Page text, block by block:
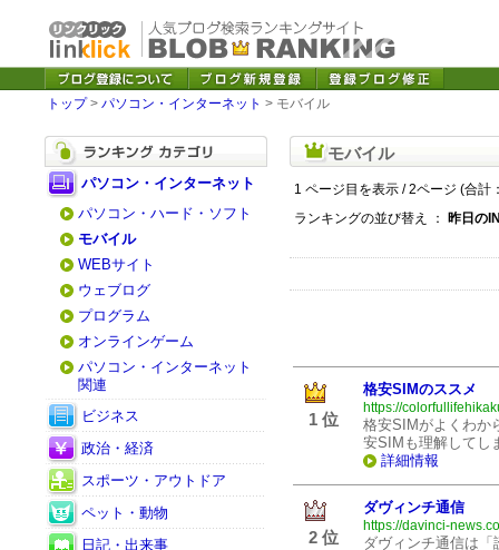
トップ> パソコン・インターネット > モバイル
パソコン・インターネット
パソコン・ハード・ソフト
モバイル
WEBサイト
ウェブログ
プログラム
オンラインゲーム
パソコン・インターネット
関連
ビジネス
政治・経済
スポーツ・アウトドア
ペット・動物
日記・出来事
モバイル
1 ページ目を表示 / 2ページ (合計
ランキングの並び替え ： 昨日の
1 位
格安SIMのススメ
https://
格安SIMがよくわか
安SIMも理解してし
詳細情報
2 位
ダヴィンチ通信
https://davinci-
ダヴィンチ通信は